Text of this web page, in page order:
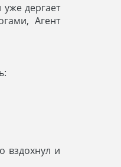
дергает
Агент
вздохнул и